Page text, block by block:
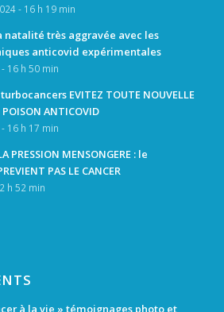
- 16 h 19 min
natalité très aggravée avec les
anticovid expérimentales
16 h 50 min
EVITEZ TOUTE NOUVELLE
ANTICOVID
16 h 17 min
PRESSION MENSONGERE : le
PAS LE CANCER
h 52 min
à la vie » témoignages photo et